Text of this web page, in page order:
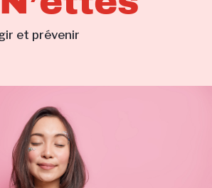
et prévenir